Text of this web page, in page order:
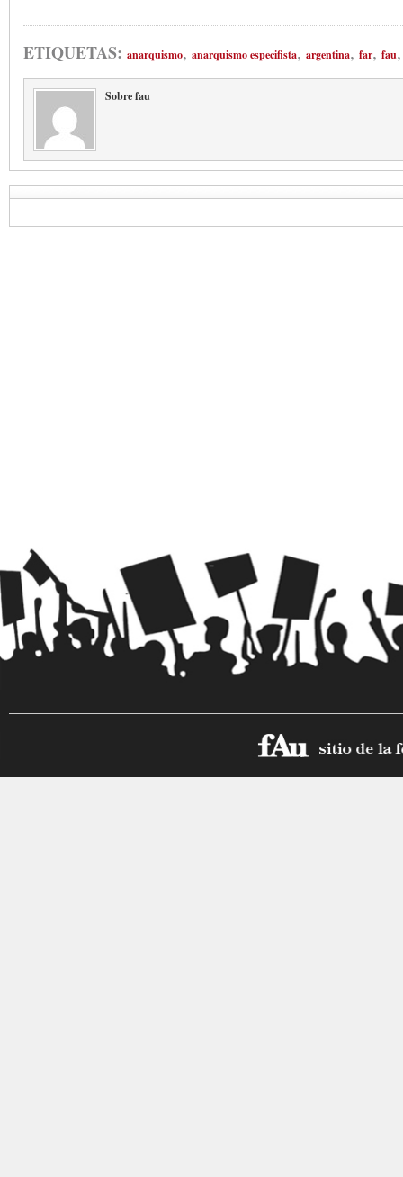
ETIQUETAS: anarquismo, anarquismo especifista, argentina, far, fau
Sobre fau